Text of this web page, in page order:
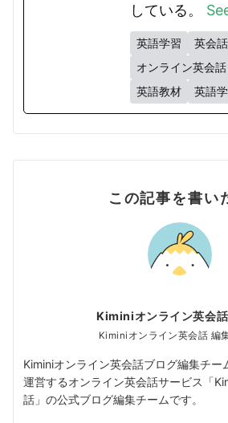
している。
英語学習
英会話
オンライン英会話
英語教材
英語
この記事を書い
Kiminiオンライン英会
Kiminiオンライン英会話 編
Kiminiオンライン英会話ブログ編集チー
運営するオンライン英会話サービス「
話」の公式ブログ編集チームです。